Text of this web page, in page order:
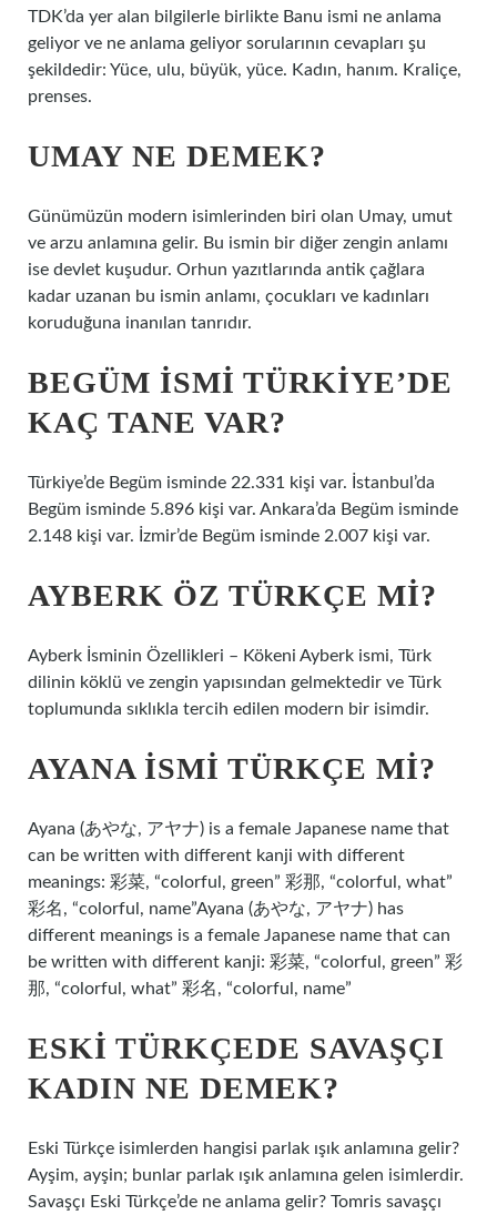
TDK’da yer alan bilgilerle birlikte Banu ismi ne anlama
geliyor ve ne anlama geliyor sorularının cevapları şu
şekildedir: Yüce, ulu, büyük, yüce. Kadın, hanım. Kraliçe,
prenses.
UMAY NE DEMEK?
Günümüzün modern isimlerinden biri olan Umay, umut
ve arzu anlamına gelir. Bu ismin bir diğer zengin anlamı
ise devlet kuşudur. Orhun yazıtlarında antik çağlara
kadar uzanan bu ismin anlamı, çocukları ve kadınları
koruduğuna inanılan tanrıdır.
BEGÜM ISMI TÜRKIYE’DE
KAÇ TANE VAR?
Türkiye’de Begüm isminde 22.331 kişi var. İstanbul’da
Begüm isminde 5.896 kişi var. Ankara’da Begüm isminde
2.148 kişi var. İzmir’de Begüm isminde 2.007 kişi var.
AYBERK ÖZ TÜRKÇE MI?
Ayberk İsminin Özellikleri – Kökeni Ayberk ismi, Türk
dilinin köklü ve zengin yapısından gelmektedir ve Türk
toplumunda sıklıkla tercih edilen modern bir isimdir.
AYANA ISMI TÜRKÇE MI?
Ayana (あやな, アヤナ) is a female Japanese name that
can be written with different kanji with different
meanings: 彩菜, “colorful, green” 彩那, “colorful, what”
彩名, “colorful, name”Ayana (あやな, アヤナ) has
different meanings is a female Japanese name that can
be written with different kanji: 彩菜, “colorful, green” 彩
那, “colorful, what” 彩名, “colorful, name”
ESKI TÜRKÇEDE SAVAŞÇI
KADIN NE DEMEK?
Eski Türkçe isimlerden hangisi parlak ışık anlamına gelir?
Ayşim, ayşin; bunlar parlak ışık anlamına gelen isimlerdir.
Savaşçı Eski Türkçe’de ne anlama gelir? Tomris savaşçı